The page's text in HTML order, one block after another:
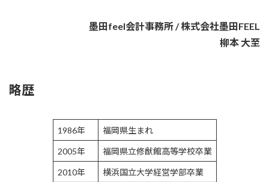
墨田feel会計事務所 / 株式会社墨田FEEL
柳本 大至
略歴
1986年 福岡県生まれ
2005年 福岡県立修猷館高等学校卒業
2010年 横浜国立大学経営学部卒業